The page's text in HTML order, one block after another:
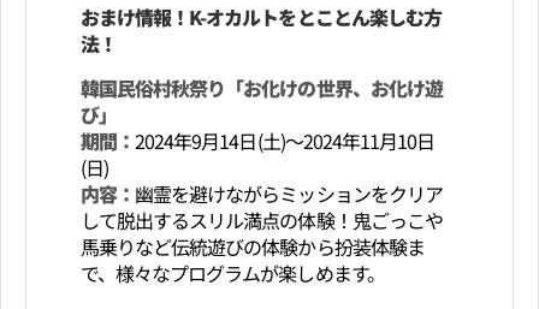
おまけ情報！K-オカルトをとことん楽しむ方
法！
韓国民俗村秋祭り「お化けの世界、お化け遊
び」
期間：2024年9月14日(土)～2024年11月10日
(日)
内容： 幽霊を避けながらミッションをクリア
して脱出するスリル満点の体験！鬼ごっこや
馬乗りなど伝統遊びの体験から扮装体験ま
で、様々なプログラムが楽しめます。